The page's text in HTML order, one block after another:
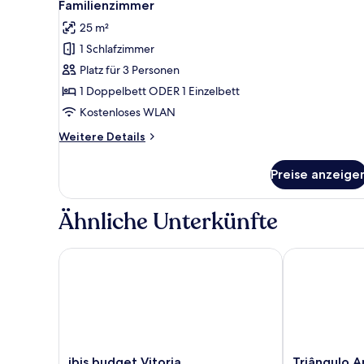
Fotos
für
Familienzimmer
anzeigen
Familienzimmer
25 m²
1 Schlafzimmer
Platz für 3 Personen
1 Doppelbett ODER 1 Einzelbett
Kostenloses WLAN
Weitere Details
Weitere
Preise
Ähnliche Unterkünfte
ibis
ibis budget Vitoria
Triângulo
Triângulo